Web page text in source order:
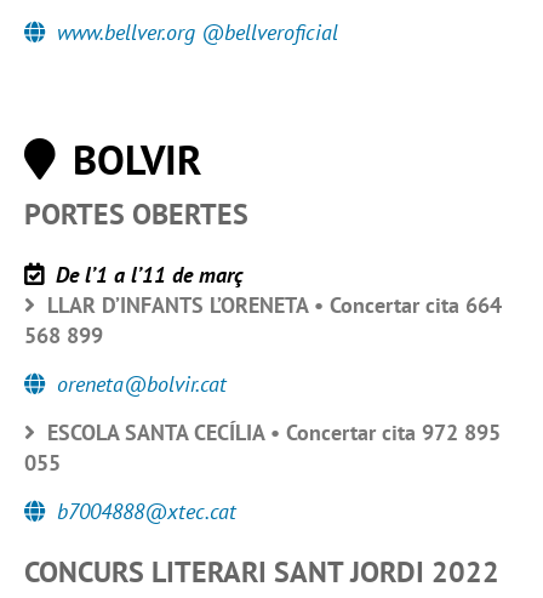
www.bellver.org @bellveroficial
BOLVIR
PORTES OBERTES
De l’1 a l’11 de març
LLAR D’INFANTS L’ORENETA • Concertar cita 664
568 899
oreneta@bolvir.cat
ESCOLA SANTA CECÍLIA • Concertar cita 972 895
055
b7004888@xtec.cat
CONCURS LITERARI SANT JORDI 2022